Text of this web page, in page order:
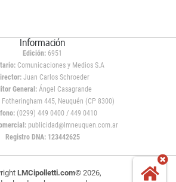
Información
Edición: 6951
Comunicaciones y Medios S.A
Juan Carlos Schroeder
General:Ángel Casagrande
Fotheringham 445, Neuquén (CP 8300)
(0299) 449 0400 / 449 0410
publicidad@lmneuquen.com.ar
Registro DNA: 123442625
LMCipolletti.com© 2026,